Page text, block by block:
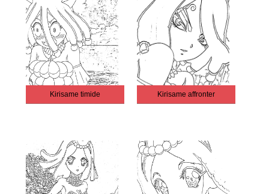
Kirisame timide Kirisame affronter